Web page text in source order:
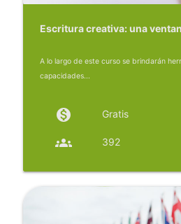
Escritura creativa: una
A lo largo de este curso se brindarán
capacidades...
monetization_on Gratis
groups 392